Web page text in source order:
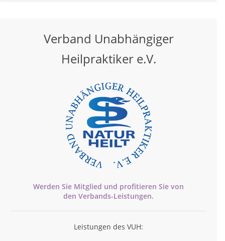
Verband Unabhängiger
Heilpraktiker e.V.
Werden Sie Mitglied und profitieren Sie von
den Verbands-Leistungen.
Leistungen des VUH: